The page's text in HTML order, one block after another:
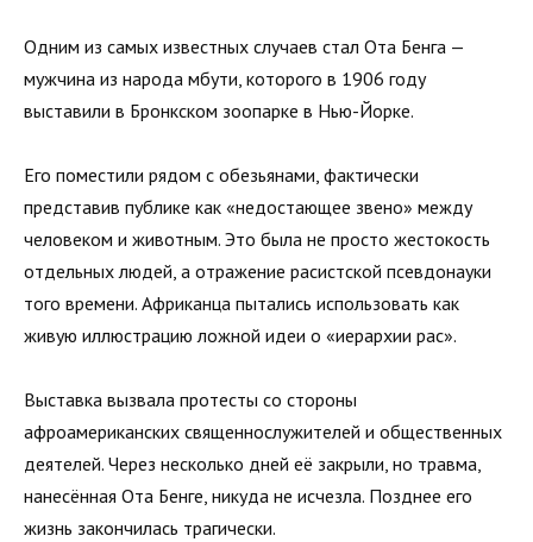
Одним из самых известных случаев стал Ота Бенга —
мужчина из народа мбути, которого в 1906 году
выставили в Бронкском зоопарке в Нью-Йорке.
Его поместили рядом с обезьянами, фактически
представив публике как «недостающее звено» между
человеком и животным. Это была не просто жестокость
отдельных людей, а отражение расистской псевдонауки
того времени. Африканца пытались использовать как
живую иллюстрацию ложной идеи о «иерархии рас».
Выставка вызвала протесты со стороны
афроамериканских священнослужителей и общественных
деятелей. Через несколько дней её закрыли, но травма,
нанесённая Ота Бенге, никуда не исчезла. Позднее его
жизнь закончилась трагически.